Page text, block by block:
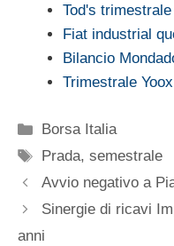
Tod's
Fiat industrial
Bilancio
Trimestrale
Categorie
Borsa Italia
Tag
Prada,semestrale
Avvio negativo a
Sinergie di ricavi
anni